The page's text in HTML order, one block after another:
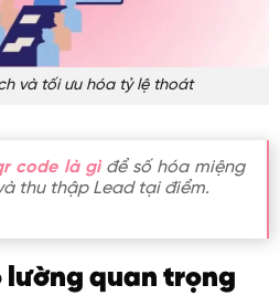
và tối ưu hóa tỷ lệ thoát
code là gìđể số hóa miệng
thu thập Lead tại điểm.
lường quan trọng